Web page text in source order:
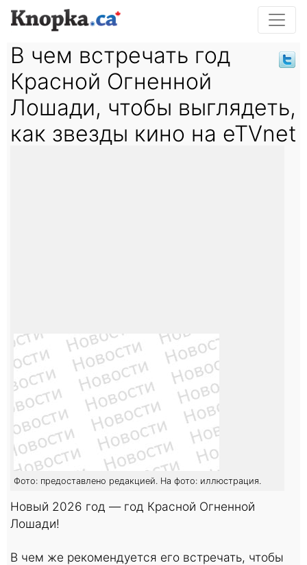
В чем встречать год
Красной Огненной
Лошади, чтобы выглядеть,
как звезды кино на eTVnet
Фото: предоставлено редакцией. На фото: иллюстрация.
Новый 2026 год — год Красной Огненной
Лошади!
В чем же рекомендуется его встречать, чтобы